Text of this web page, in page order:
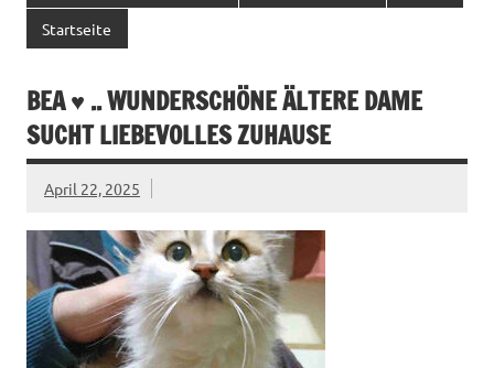
Startseite
BEA ♥ .. WUNDERSCHÖNE ÄLTERE DAME
SUCHT LIEBEVOLLES ZUHAUSE
April 22, 2025